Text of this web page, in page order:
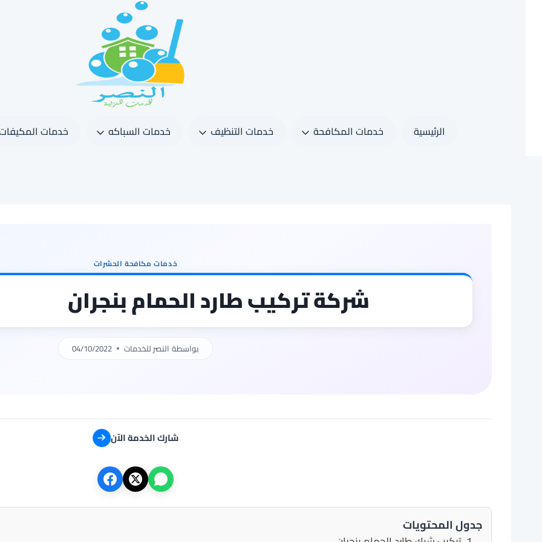
الرئيسية خدمات المكافحة خدمات التنظيف خدمات السباكه خدمات
خدمات مكافحة الحشرات
شركة تركيب طارد الحمام بنجران
بواسطة النصر للخدمات 04/10/2022
شارك الخدمة الآن
جدول المحتويات